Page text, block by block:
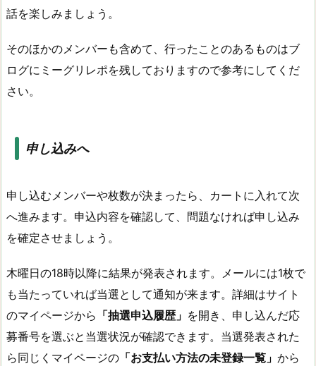
話を楽しみましょう。
そのほかのメンバーも含めて、行ったことのあるものはブ
ログにミーグリレポを残しておりますので参考にしてくだ
さい。
申し込みへ
申し込むメンバーや枚数が決まったら、カートに入れて次
へ進みます。申込内容を確認して、問題なければ申し込み
を確定させましょう。
木曜日の18時以降に結果が発表されます。メールには1枚で
も当たっていれば当選として通知が来ます。詳細はサイト
のマイページから 「抽選申込履歴」 を開き、申し込んだ応
募番号を選ぶと当選状況が確認できます。当選発表された
ら同じくマイページの 「お支払い方法の未登録一覧」 から